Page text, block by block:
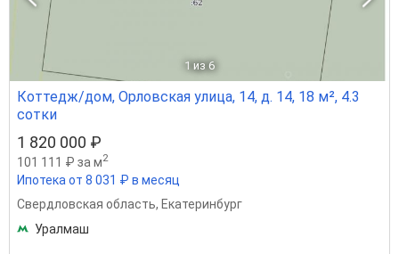
1 из 6
Коттедж/дом, Орловская улица, 14, д. 14, 18 м², 4.3
сотки
1 820 000 ₽
101 111 ₽ за м2
Ипотека от 8 031 ₽ в месяц
Свердловская область, Екатеринбург
Уралмаш